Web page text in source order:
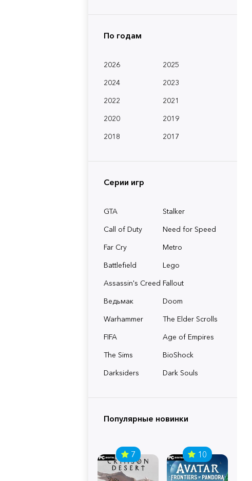
По годам
2026
2025
2024
2023
2022
2021
2020
2019
2018
2017
Серии игр
GTA
Stalker
Call of Duty
Need for Speed
Far Cry
Metro
Battlefield
Lego
Assassin's Creed Fallout
Ведьмак
Doom
Warhammer
The Elder Scrolls
FIFA
Age of Empires
The Sims
BioShock
Darksiders
Dark Souls
Популярные новинки
7 10